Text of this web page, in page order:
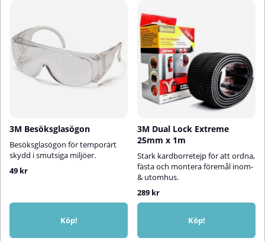
3M Besöksglasögon
Besöksglasögon för temporärt
skydd i smutsiga miljöer.
49 kr
Köp!
3M Dual Lock Extreme
25mm x 1m
Stark kardborretejp för att ordna,
fästa och montera föremål inom-
& utomhus.
289 kr
Köp!